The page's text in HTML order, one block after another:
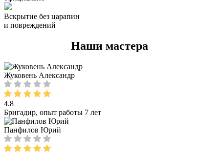
Вскрытие без царапин
и повреждений
Наши мастера
Жуковень Александр
4.8
Бригадир, опыт работы 7 лет
Панфилов Юрий